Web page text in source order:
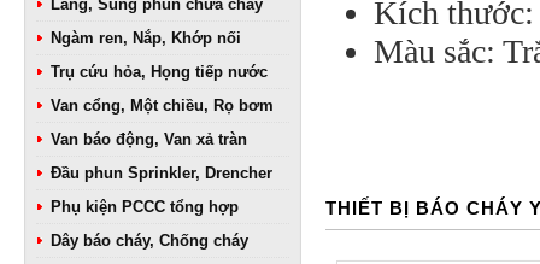
Lăng, Súng phun chữa cháy
Ngàm ren, Nắp, Khớp nối
Trụ cứu hỏa, Họng tiếp nước
Van cổng, Một chiều, Rọ bơm
Van báo động, Van xả tràn
Đầu phun Sprinkler, Drencher
Phụ kiện PCCC tổng hợp
Dây báo cháy, Chống cháy
Kích
Màu sắc:
THIẾT BỊ BÁO CHÁY